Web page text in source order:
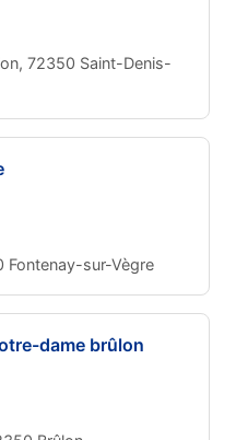
72350 Saint-Denis-
Fontenay-sur-Vègre
dame brûlon